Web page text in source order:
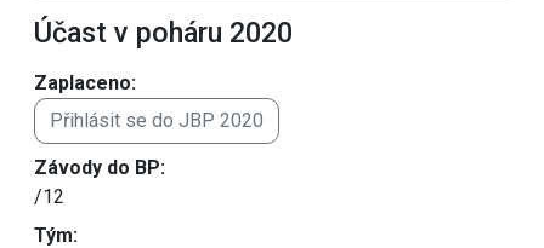
Účast v poháru 2020
Zaplaceno:
Přihlásit se do JBP 2020
Závody do BP:
/12
Tým: